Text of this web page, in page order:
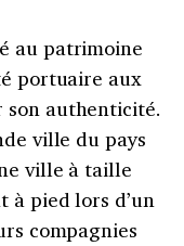
au patrimoine
portuaire aux
son authenticité.
ville du pays
ville à taille
à pied lors d’un
compagnies